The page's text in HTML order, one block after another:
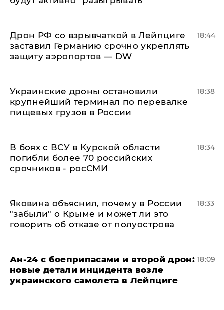
​Дрон РФ со взрывчаткой в Лейпциге
заставил Германию срочно укреплять
защиту аэропортов — DW
18:44
Украинские дроны остановили
крупнейший терминал по перевалке
пищевых грузов в России
18:38
В боях с ВСУ в Курской области
погибли более 70 российских
срочников - росСМИ
18:34
Яковина объяснил, почему в России
"забыли" о Крыме и может ли это
говорить об отказе от полуострова
18:33
Ан-24 с боеприпасами и второй дрон:
новые детали инцидента возле
украинского самолета в Лейпциге
18:09